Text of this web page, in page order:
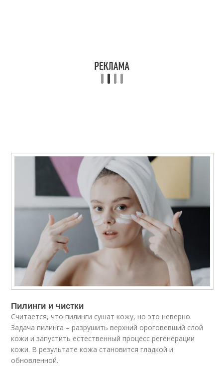
Пилинги и чистки
Считается, что пилинги сушат кожу, но это неверно.
Задача пилинга – разрушить верхний ороговевший слой
кожи и запустить естественный процесс регенерации
кожи. В результате кожа становится гладкой и
обновленной.